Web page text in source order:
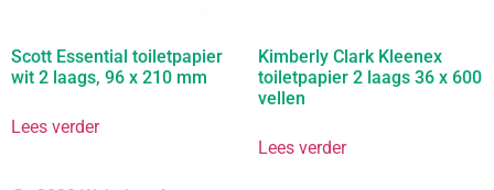
Scott Essential toiletpapier
wit 2 laags, 96 x 210 mm
Lees verder
Kimberly Clark Kleenex
toiletpapier 2 laags 36 x 600
vellen
Lees verder